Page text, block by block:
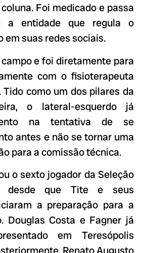
Foi medicado e passa
a entidade que regula o
suas redes sociais.
e foi diretamente para
com o fisioterapeuta
como um dos pilares da
o lateral-esquerdo já
na tentativa de se
antes e não se tornar uma
para a comissão técnica.
o sexto jogador da Seleção
desde que Tite e seus
a preparação para a
Douglas Costa e Fagner já
em Teresópolis